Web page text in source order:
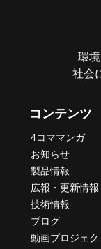
環
社会
コンテンツ
4コママンガ
お知らせ
製品情報
広報・更新情報
技術情報
ブログ
動画プロジェク